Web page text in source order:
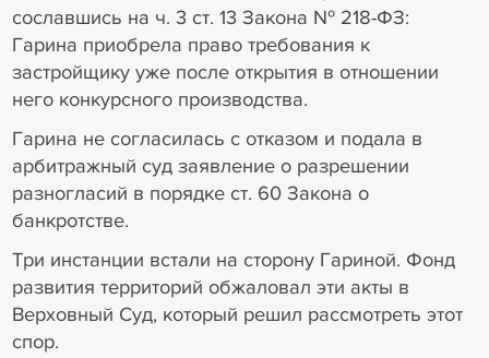
сославшись на ч. 3 ст. 13 Закона № 218-ФЗ:
Гарина приобрела право требования к
застройщику уже после открытия в отношении
него конкурсного производства.
Гарина не согласилась с отказом и подала в
арбитражный суд заявление о разрешении
разногласий в порядке ст. 60 Закона о
банкротстве.
Три инстанции встали на сторону Гариной. Фонд
развития территорий обжаловал эти акты в
Верховный Суд, который решил рассмотреть этот
спор.